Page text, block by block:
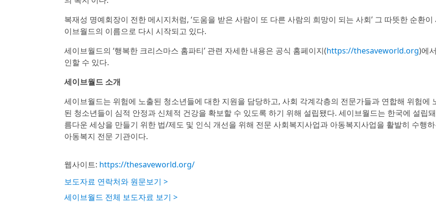
복재성 명예회장이 전한 메시지처럼, ‘도움을 받은 사람이 또 다른 사람의 희망이 되는 사회’ 그 따뜻한 순환이
이브월드의 이름으로 다시 시작되고 있다.
세이브월드의 ‘행복한 크리스마스 홈파티’ 관련 자세한 내용은 공식 홈페이지(https://thesaveworld.org)에
인할 수 있다.
세이브월드 소개
세이브월드는 위험에 노출된 청소년들에 대한 지원을 담당하고, 사회 각계각층의 전문가들과 연합해 위험에
된 청소년들이 심적 안정과 신체적 건강을 확보할 수 있도록 하기 위해 설립됐다. 세이브월드는 한국에 설립
름다운 세상을 만들기 위한 법/제도 및 인식 개선을 위해 전문 사회복지사업과 아동복지사업을 활발히 수행
아동복지 전문 기관이다.
웹사이트: https://thesaveworld.org/
보도자료 연락처와 원문보기 >
세이브월드 전체 보도자료 보기 >